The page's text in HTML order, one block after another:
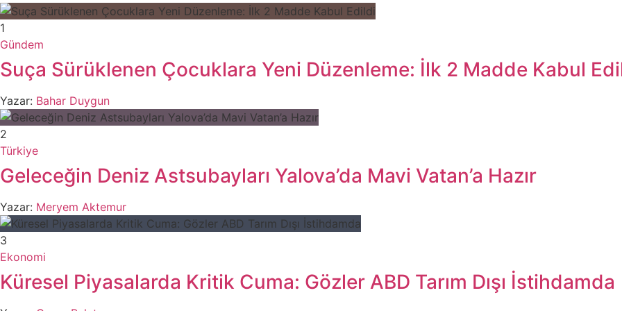
1
Gündem
Suça Sürüklenen Çocuklara Yeni Düzenleme: İlk 2 Madde Kabul
Yazar: Bahar Duygun
2
Türkiye
Geleceğin Deniz Astsubayları Yalova’da Mavi Vatan’a Hazır
Yazar: Meryem Aktemur
3
Ekonomi
Küresel Piyasalarda Kritik Cuma: Gözler ABD Tarım Dışı İstihdamda